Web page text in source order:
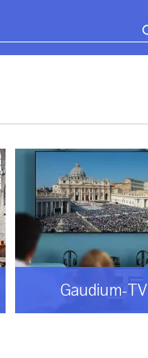
Gaudium-TV